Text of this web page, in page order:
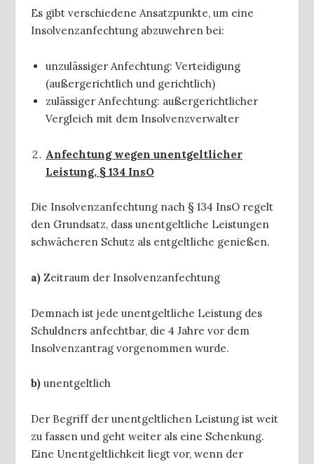
Es gibt verschiedene Ansatzpunkte, um eine
Insolvenzanfechtung abzuwehren bei:
unzulässiger Anfechtung: Verteidigung
(außergerichtlich und gerichtlich)
zulässiger Anfechtung: außergerichtlicher
Vergleich mit dem Insolvenzverwalter
Anfechtung wegen unentgeltlicher
Leistung, § 134 InsO
Die Insolvenzanfechtung nach § 134 InsO regelt
den Grundsatz, dass unentgeltliche Leistungen
schwächeren Schutz als entgeltliche genießen.
a) Zeitraum der Insolvenzanfechtung
Demnach ist jede unentgeltliche Leistung des
Schuldners anfechtbar, die 4 Jahre vor dem
Insolvenzantrag vorgenommen wurde.
b) unentgeltlich
Der Begriff der unentgeltlichen Leistung ist weit
zu fassen und geht weiter als eine Schenkung.
Eine Unentgeltlichkeit liegt vor, wenn der